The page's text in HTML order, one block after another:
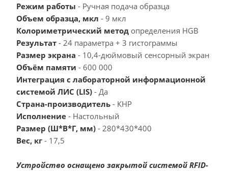
Режим работы - Ручная подача образца
Объем образца, мкл - 9 мкл
Колориметрический метод определения HGB
Результат - 24 параметра + 3 гистограммы
Размер экрана - 10,4-дюймовый сенсорный экран
Объём памяти - 600 000
Интеграция с лабораторной информационной
системой ЛИС (LIS) - Да
Страна-производитель - КНР
Исполнение - Настольный
Размер (Ш*В*Г, мм) - 280*430*400
Вес, кг - 17,5
Устройство оснащено закрытой системой RFID-